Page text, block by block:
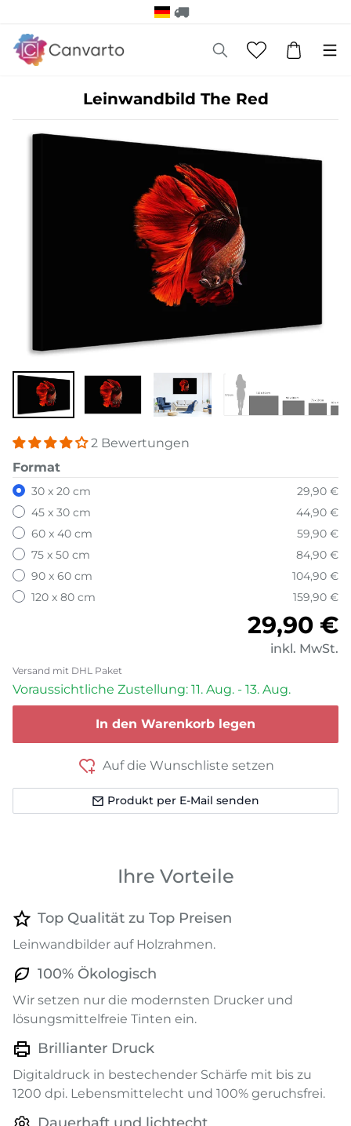
Leinwandbild The Red
2 Bewertungen
Format
30 x 20 cm
29,90 €
45 x 30 cm
44,90 €
60 x 40 cm
59,90 €
75 x 50 cm
84,90 €
90 x 60 cm
104,90 €
120 x 80 cm
159,90 €
29,90 €
inkl. MwSt.
Versand mit DHL Paket
Voraussichtliche Zustellung: 11. Aug. - 13. Aug.
In den Warenkorb legen
Auf die Wunschliste setzen
Produkt per E-Mail senden
Ihre Vorteile
Top Qualität zu Top Preisen
Leinwandbilder auf Holzrahmen.
100% Ökologisch
Wir setzen nur die modernsten Drucker und
lösungsmittelfreie Tinten ein.
Brillianter Druck
Digitaldruck in bestechender Schärfe mit bis zu
1200 dpi. Lebensmittelecht und 100% geruchsfrei.